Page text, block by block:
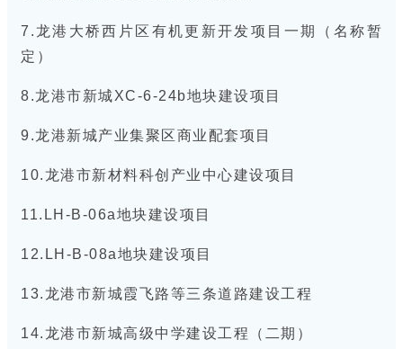
7.龙港大桥西片区有机更新开发项目一期（名称暂
定）
8.龙港市新城XC-6-24b地块建设项目
9.龙港新城产业集聚区商业配套项目
10.龙港市新材料科创产业中心建设项目
11.LH-B-06a地块建设项目
12.LH-B-08a地块建设项目
13.龙港市新城霞飞路等三条道路建设工程
14.龙港市新城高级中学建设工程（二期）